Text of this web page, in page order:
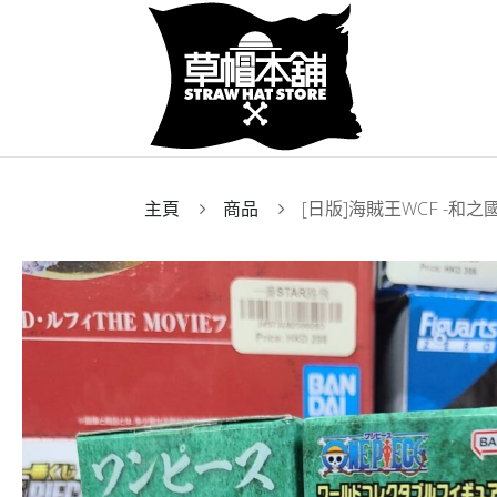
主頁 商品 [日版]海賊王WCF -和之